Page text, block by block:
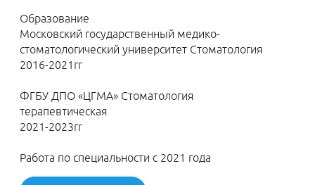
Образование
Московский государственный медико-
стоматологический университет Стоматология
2016-2021гг
ФГБУ ДПО «ЦГМА» Стоматология
терапевтическая
2021-2023гг
Работа по специальности с 2021 года